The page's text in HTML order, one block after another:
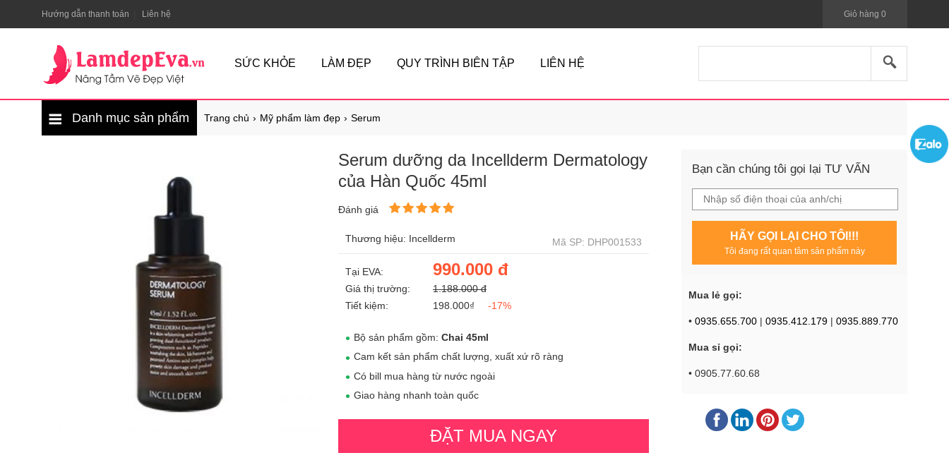
Hướng dẫn thanh toán Liên hệ Giỏ hàng 0
SỨC KHỎE LÀM ĐẸP QUY TRÌNH BIÊN TẬP LIÊN HỆ
Danh mục sản phẩm Trang chủ Mỹ phẩm làm đẹp Serum
Serum dưỡng da Incellderm Dermatology
của Hàn Quốc 45ml
Đánh giá
Thương hiệu: Incellderm Mã SP: DHP001533
Tại EVA: 990.000 đ
Giá thị trường:
1.188.000 đ
Tiết kiệm:
198.000₫ -17%
Bộ sản phẩm gồm: Chai 45ml
Cam kết sản phẩm chất lượng, xuất xứ rõ ràng
Có bill mua hàng từ nước ngoài
Giao hàng nhanh toàn quốc
ĐẶT MUA NGAY
Bạn cần chúng tôi gọi lại TƯ VẤN
HÃY GỌI LẠI CHO TÔI!!!
Tôi đang rất quan tâm sản phẩm này
Mua lẻ gọi:
• 0935.655.700 | 0935.412.179 | 0935.889.770
Mua sỉ gọi:
• 0905.77.60.68